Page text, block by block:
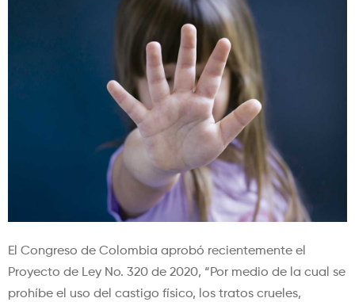
El Congreso de Colombia aprobó recientemente el
Proyecto de Ley No. 320 de 2020, “Por medio de la cual se
prohíbe el uso del castigo físico, los tratos crueles,